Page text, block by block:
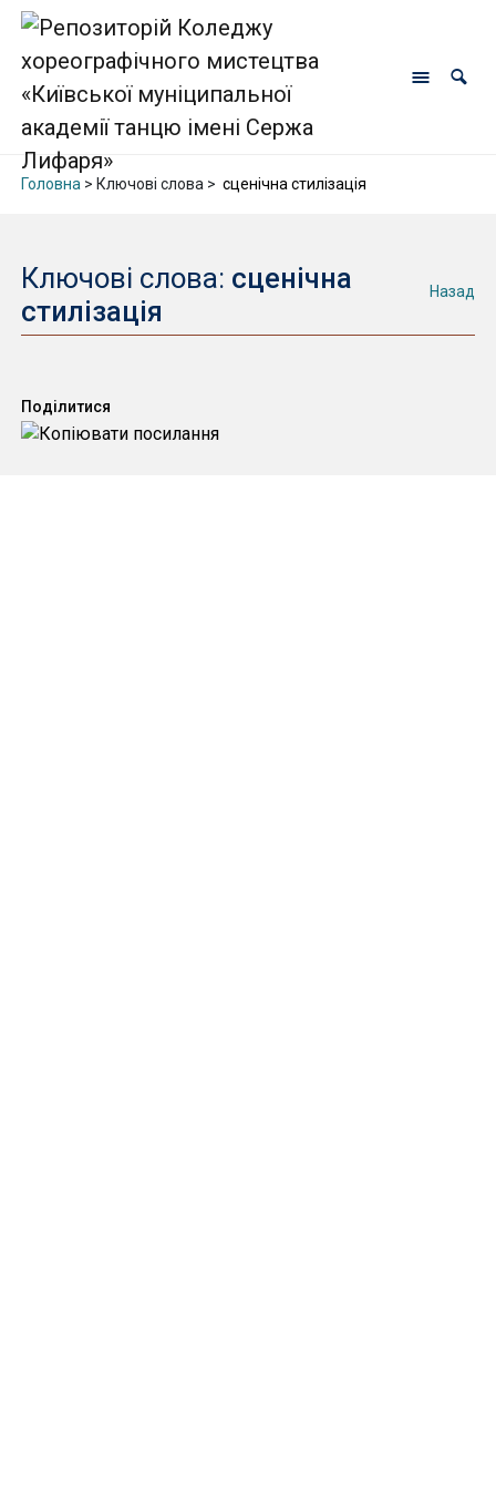
Головна > Ключові слова > сценічна стилізація
Ключові слова: сценічна
стилізація
Назад
Поділитися